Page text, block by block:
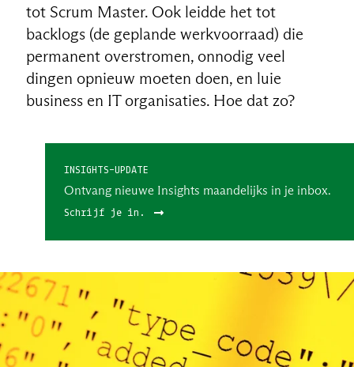
tot Scrum Master. Ook leidde het tot
backlogs (de geplande werkvoorraad) die
permanent overstromen, onnodig veel
dingen opnieuw moeten doen, en luie
business en IT organisaties. Hoe dat zo?
INSIGHTS-UPDATE
Ontvang nieuwe Insights maandelijks in je inbox.
Schrijf je in.